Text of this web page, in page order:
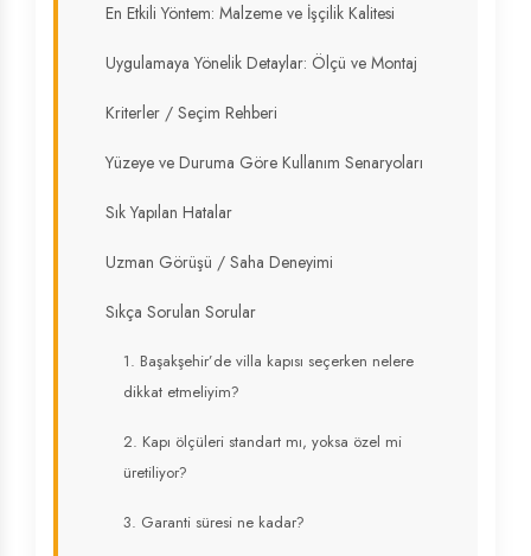
En Etkili Yöntem: Malzeme ve İşçilik Kalitesi
Uygulamaya Yönelik Detaylar: Ölçü ve Montaj
Kriterler / Seçim Rehberi
Yüzeye ve Duruma Göre Kullanım Senaryoları
Sık Yapılan Hatalar
Uzman Görüşü / Saha Deneyimi
Sıkça Sorulan Sorular
1. Başakşehir’de villa kapısı seçerken nelere
dikkat etmeliyim?
2. Kapı ölçüleri standart mı, yoksa özel mi
üretiliyor?
3. Garanti süresi ne kadar?